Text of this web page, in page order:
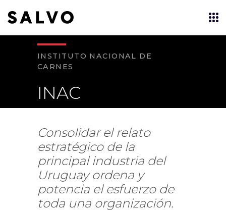
INSTITUTO NACIONAL DE
CARNES
INAC
Consolidar el relato
estratégico de la
principal industria del
Uruguay ordena y
potencia el esfuerzo de
toda una organización.